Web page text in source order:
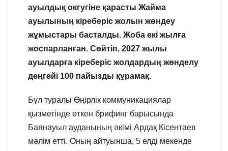
ауылдық окгугіне қарасты Жайма
ауылының кіреберіс жолын жөндеу
жұмыстары басталды. Жоба екі жылға
жоспарланған. Сөйтіп, 2027 жылы
ауылдарға кіреберіс жолдардың жөнделу
деңгейі 100 пайызды құрамақ.
Бұл туралы Өңірлік коммуникациялар
қызметінде өткен брифинг барысында
Баянауыл ауданының әкімі Ардақ Кісентаев
мәлім етті. Оның айтуынша, 5 елді мекенде